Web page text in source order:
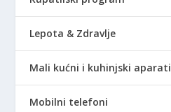
Lepota & Zdravlje
Mali kućni i kuhinjski aparati
Mobilni telefoni